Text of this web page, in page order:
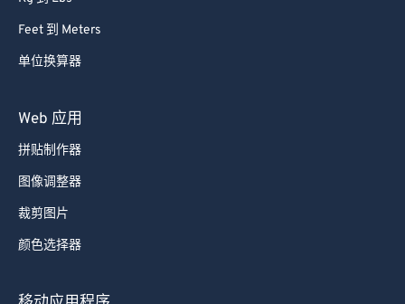
Feet 到 Meters
单位换算器
Web 应用
拼贴制作器
图像调整器
裁剪图片
颜色选择器